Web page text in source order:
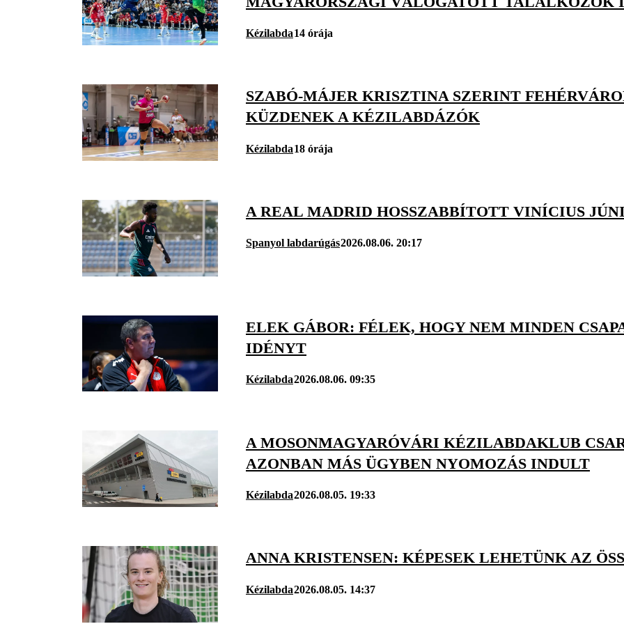
Kézilabda14 órája
SZABÓ-MÁJER KRISZTINA SZERINT
KÜZDENEK A KÉZILABDÁZÓK
Kézilabda18 órája
A REAL MADRID HOSSZABBÍTOTT VINÍCIUS
Spanyol labdarúgás2026.08.06. 20:17
ELEK GÁBOR: FÉLEK, HOGY NEM MINDEN
IDÉNYT
Kézilabda2026.08.06. 09:35
A MOSONMAGYARÓVÁRI KÉZILABDAKLUB
AZONBAN MÁS ÜGYBEN NYOMOZÁS INDULT
Kézilabda2026.08.05. 19:33
ANNA KRISTENSEN: KÉPESEK LEHETÜNK AZ
Kézilabda2026.08.05. 14:37